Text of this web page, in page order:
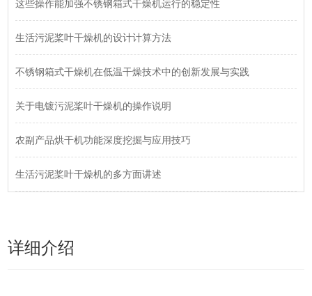
这些操作能加强不锈钢箱式干燥机运行的稳定性
生活污泥桨叶干燥机的设计计算方法
不锈钢箱式干燥机在低温干燥技术中的创新发展与实践
关于电镀污泥桨叶干燥机的操作说明
农副产品烘干机功能深度挖掘与应用技巧
生活污泥桨叶干燥机的多方面讲述
详细介绍